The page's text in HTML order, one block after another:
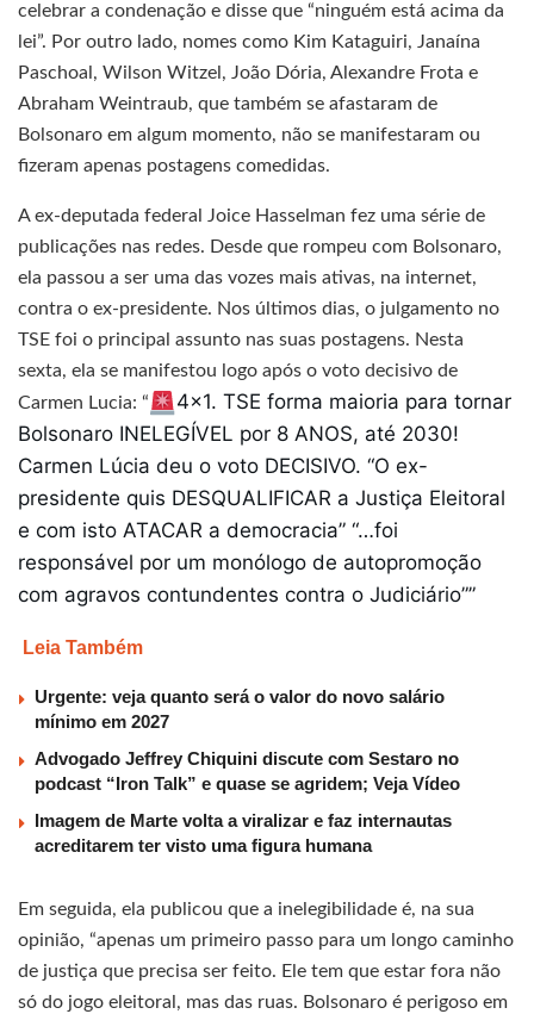
celebrar a condenação e disse que “ninguém está acima da
lei”. Por outro lado, nomes como Kim Kataguiri, Janaína
Paschoal, Wilson Witzel, João Dória, Alexandre Frota e
Abraham Weintraub, que também se afastaram de
Bolsonaro em algum momento, não se manifestaram ou
fizeram apenas postagens comedidas.
A ex-deputada federal Joice Hasselman fez uma série de
publicações nas redes. Desde que rompeu com Bolsonaro,
ela passou a ser uma das vozes mais ativas, na internet,
contra o ex-presidente. Nos últimos dias, o julgamento no
TSE foi o principal assunto nas suas postagens. Nesta
sexta, ela se manifestou logo após o voto decisivo de
Carmen Lucia: “
4×1. TSE forma maioria para tornar
Bolsonaro INELEGÍVEL por 8 ANOS, até 2030!
Carmen Lúcia deu o voto DECISIVO. “O ex-
presidente quis DESQUALIFICAR a Justiça Eleitoral
e com isto ATACAR a democracia” “…foi
responsável por um monólogo de autopromoção
com agravos contundentes contra o Judiciário””
Leia Também
Urgente: veja quanto será o valor do novo salário
mínimo em 2027
Advogado Jeffrey Chiquini discute com Sestaro no
podcast “Iron Talk” e quase se agridem; Veja Vídeo
Imagem de Marte volta a viralizar e faz internautas
acreditarem ter visto uma figura humana
Em seguida, ela publicou que a inelegibilidade é, na sua
opinião, “apenas um primeiro passo para um longo caminho
de justiça que precisa ser feito. Ele tem que estar fora não
só do jogo eleitoral, mas das ruas. Bolsonaro é perigoso em